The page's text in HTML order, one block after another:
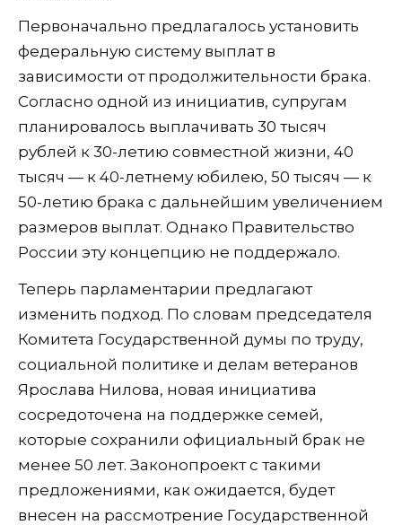
Первоначально предлагалось установить
федеральную систему выплат в
зависимости от продолжительности брака.
Согласно одной из инициатив, супругам
планировалось выплачивать 30 тысяч
рублей к 30-летию совместной жизни, 40
тысяч — к 40-летнему юбилею, 50 тысяч — к
50-летию брака с дальнейшим увеличением
размеров выплат. Однако Правительство
России эту концепцию не поддержало.
Теперь парламентарии предлагают
изменить подход. По словам председателя
Комитета Государственной думы по труду,
социальной политике и делам ветеранов
Ярослава Нилова, новая инициатива
сосредоточена на поддержке семей,
которые сохранили официальный брак не
менее 50 лет. Законопроект с такими
предложениями, как ожидается, будет
внесен на рассмотрение Государственной